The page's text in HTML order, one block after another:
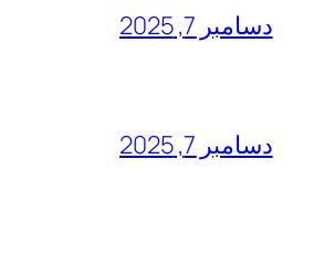
دسامبر 7, 2025
دسامبر 7, 2025